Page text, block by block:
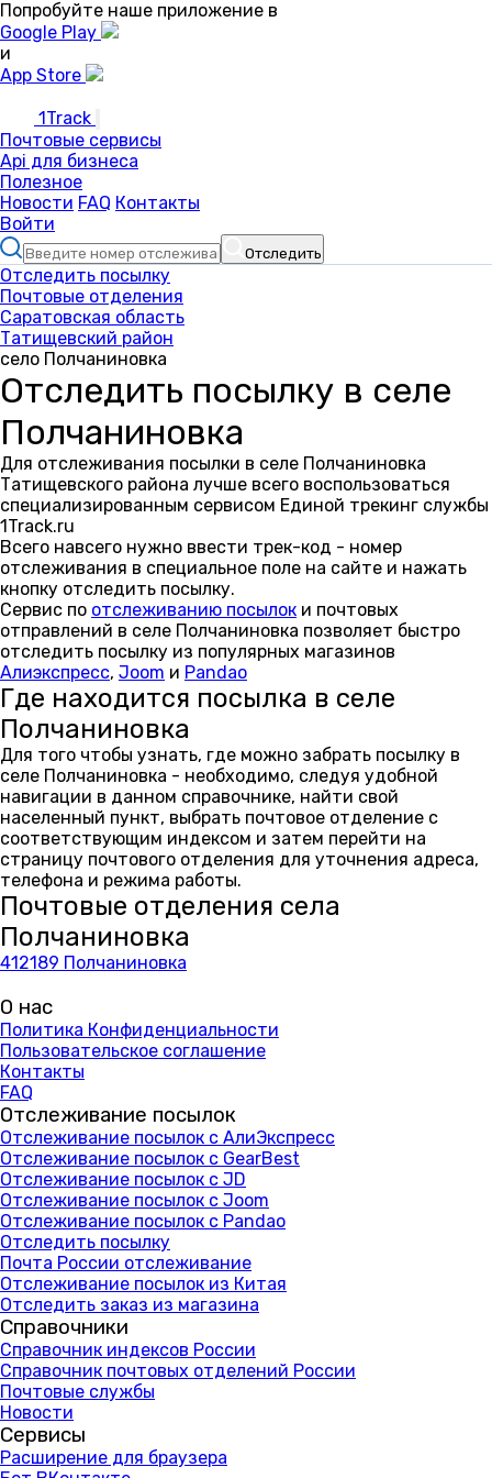
Попробуйте наше приложение в
Google Play
и
App Store
1Track
Почтовые сервисы
Api для бизнеса
Полезное
Новости FAQ Контакты
Войти
Отследить
Отследить посылку
Почтовые отделения
Саратовская область
Татищевский район
село Полчаниновка
Отследить посылку в селе
Полчаниновка
Для отслеживания посылки в селе Полчаниновка
Татищевского района лучше всего воспользоваться
специализированным сервисом Единой трекинг службы
1Track.ru
Всего навсего нужно ввести трек-код - номер
отслеживания в специальное поле на сайте и нажать
кнопку отследить посылку.
Сервис по отслеживанию посылок и почтовых
отправлений в селе Полчаниновка позволяет быстро
отследить посылку из популярных магазинов
Алиэкспресс, Joom и Pandao
Где находится посылка в селе
Полчаниновка
Для того чтобы узнать, где можно забрать посылку в
селе Полчаниновка - необходимо, следуя удобной
навигации в данном справочнике, найти свой
населенный пункт, выбрать почтовое отделение с
соответствующим индексом и затем перейти на
страницу почтового отделения для уточнения адреса,
телефона и режима работы.
Почтовые отделения села
Полчаниновка
412189 Полчаниновка
О нас
Политика Конфиденциальности
Пользовательское соглашение
Контакты
FAQ
Отслеживание посылок
Отслеживание посылок с АлиЭкспресс
Отслеживание посылок с GearBest
Отслеживание посылок с JD
Отслеживание посылок с Joom
Отслеживание посылок с Pandao
Отследить посылку
Почта России отслеживание
Отслеживание посылок из Китая
Отследить заказ из магазина
Справочники
Справочник индексов России
Справочник почтовых отделений России
Почтовые службы
Новости
Сервисы
Расширение для браузера